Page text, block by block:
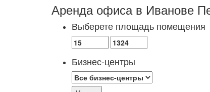
Аренда офиса в Иванове
Выберете площадь помещения
Бизнес-центры